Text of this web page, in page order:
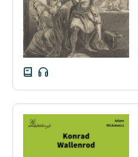
Zasady wykorzystania
Wolnych Lektur
Logotypy
Materiały promocyjne
Polityka prywatności
Regulamin biblioteki